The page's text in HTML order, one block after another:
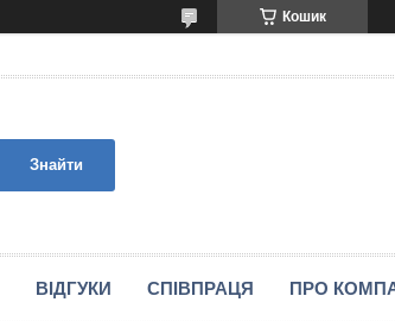
Кошик
Знайти
ВIДГУКИ СПIВПРАЦЯ ПРО